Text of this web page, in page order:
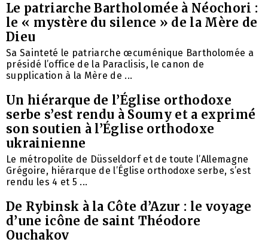
Le patriarche Bartholomée à Néochori :
le « mystère du silence » de la Mère de
Dieu
Sa Sainteté le patriarche œcuménique Bartholomée a
présidé l’office de la Paraclisis, le canon de
supplication à la Mère de ...
Un hiérarque de l’Église orthodoxe
serbe s’est rendu à Soumy et a exprimé
son soutien à l’Église orthodoxe
ukrainienne
Le métropolite de Düsseldorf et de toute l’Allemagne
Grégoire, hiérarque de l’Église orthodoxe serbe, s’est
rendu les 4 et 5 ...
De Rybinsk à la Côte d’Azur : le voyage
d’une icône de saint Théodore
Ouchakov